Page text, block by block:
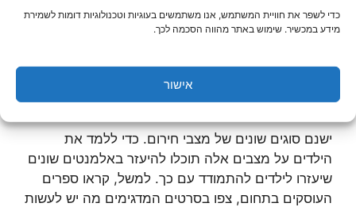
כדי לשפר את חוויית המשתמש, אנו משתמשים בעוגיות וטכנולוגיות דומות לשמירת
מידע במכשיר. שימוש באתר מהווה הסכמה לכך.
אישור
מה שאתם מרגישים. דברו איתם על הציורים שהתקבלו
וכוונו זאת לשיחה רצינית יותר על המצב.
היעזרו באלמנטים שונים כדי להסביר על מצבי חירום
שונים
ישנם סוגים שונים של מצבי חירום. כדי ללמד את
הילדים על מצבים אלה תוכלו להיעזר באלמנטים שונים
שיעזרו לילדים להתמודד עם כך. למשל, קראו ספרים
העוסקים בתחום, צפו בסרטים המדגימים מה יש לעשות